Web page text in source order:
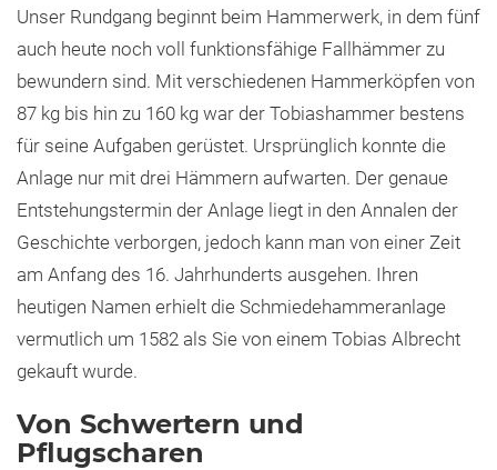
Unser Rundgang beginnt beim Hammerwerk, in dem fünf
auch heute noch voll funktionsfähige Fallhämmer zu
bewundern sind. Mit verschiedenen Hammerköpfen von
87 kg bis hin zu 160 kg war der Tobiashammer bestens
für seine Aufgaben gerüstet. Ursprünglich konnte die
Anlage nur mit drei Hämmern aufwarten. Der genaue
Entstehungstermin der Anlage liegt in den Annalen der
Geschichte verborgen, jedoch kann man von einer Zeit
am Anfang des 16. Jahrhunderts ausgehen. Ihren
heutigen Namen erhielt die Schmiedehammeranlage
vermutlich um 1582 als Sie von einem Tobias Albrecht
gekauft wurde.
Von Schwertern und
Pflugscharen